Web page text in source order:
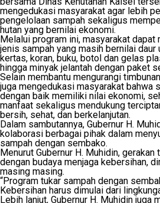
mengedukasi masyarakat agar lebih
pengelolaan sampah sekaligus
hutan yang bernilai ekonomi.
Melalui program ini, masyarakat dapat
jenis sampah yang masih bernilai daur
kertas, koran, buku, botol dan gelas
hingga minyak jelantah dengan paket
Selain membantu mengurangi
juga mengedukasi masyarakat bahwa
dengan baik memiliki nilai ekonomi,
manfaat sekaligus mendukung
bersih, sehat, dan berkelanjutan.
Dalam sambutannya, Gubernur H.
kolaborasi berbagai pihak dalam
sampah dengan sembako.
Menurut Gubernur H. Muhidin,
dengan budaya menjaga kebersihan,
masing masing.
“Program tukar sampah dengan
Kebersihan harus dimulai dari
Lebih lanjut, Gubernur H. Muhidin juga